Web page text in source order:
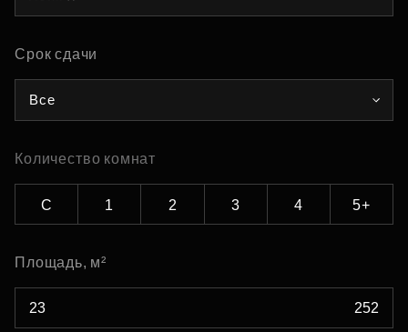
Срок сдачи
Все
Количество комнат
С 1 2 3 4 5+
Площадь, м²